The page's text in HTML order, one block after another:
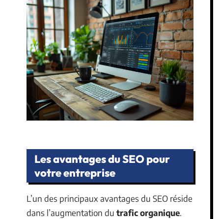
Les avantages du SEO pour
votre entreprise
L’un des principaux avantages du SEO réside
dans l’augmentation du trafic organique.